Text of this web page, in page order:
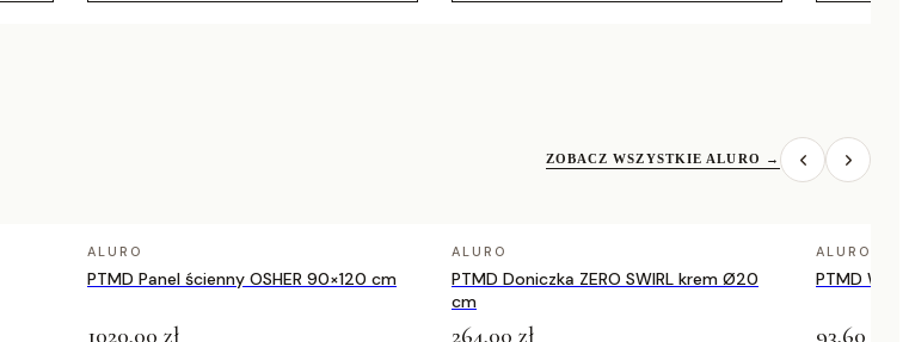
ZOBACZ WSZYSTKIE ALURO →
ALURO
PTMD Panel ścienny OSHER 90×120 cm
ALURO
PTMD Doniczka ZERO SWIRL krem Ø20
cm
ALURO
PTMD